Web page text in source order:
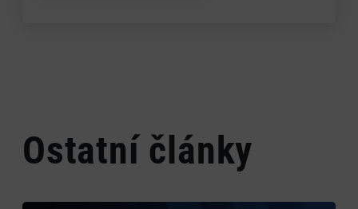
Ostatní články